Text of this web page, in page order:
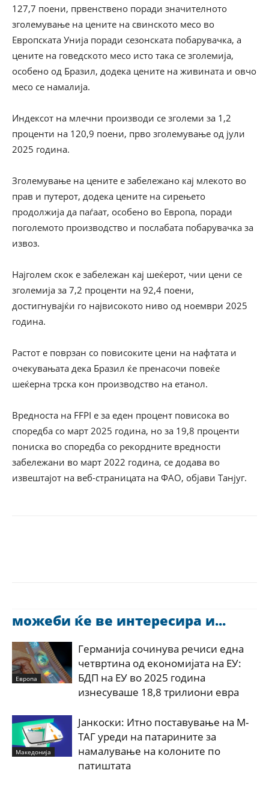
127,7 поени, првенствено поради значителното
зголемување на цените на свинското месо во
Европската Унија поради сезонската побарувачка, а
цените на говедското месо исто така се зголемија,
особено од Бразил, додека цените на живината и овчо
месо се намалија.
Индексот на млечни производи се зголеми за 1,2
проценти на 120,9 поени, прво зголемување од јули
2025 година.
Зголемување на цените е забележано кај млекото во
прав и путерот, додека цените на сирењето
продолжија да паѓаат, особено во Европа, поради
поголемото производство и послабата побарувачка за
извоз.
Најголем скок е забележан кај шеќерот, чии цени се
зголемија за 7,2 проценти на 92,4 поени,
достигнувајќи го највисокото ниво од ноември 2025
година.
Растот е поврзан со повисоките цени на нафтата и
очекувањата дека Бразил ќе пренасочи повеќе
шеќерна трска кон производство на етанол.
Вредноста на FFPI е за еден процент повисока во
споредба со март 2025 година, но за 19,8 проценти
пониска во споредба со рекордните вредности
забележани во март 2022 година, се додава во
извештајот на веб-страницата на ФАО, објави Танјуг.
можеби ќе ве интересира и...
Европа
Германија сочинува речиси една
четвртина од економијата на ЕУ:
БДП на ЕУ во 2025 година
изнесуваше 18,8 трилиони евра
Македонија
Јанкоски: Итно поставување на М-
ТАГ уреди на патарините за
намалување на колоните по
патиштата